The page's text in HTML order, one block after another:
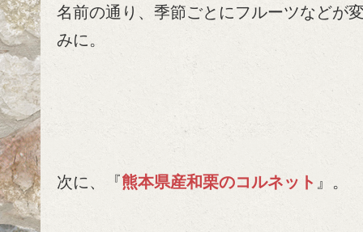
名前の通り、季節ごとにフルーツなどが
みに。
次に、『熊本県産和栗のコルネット 』。